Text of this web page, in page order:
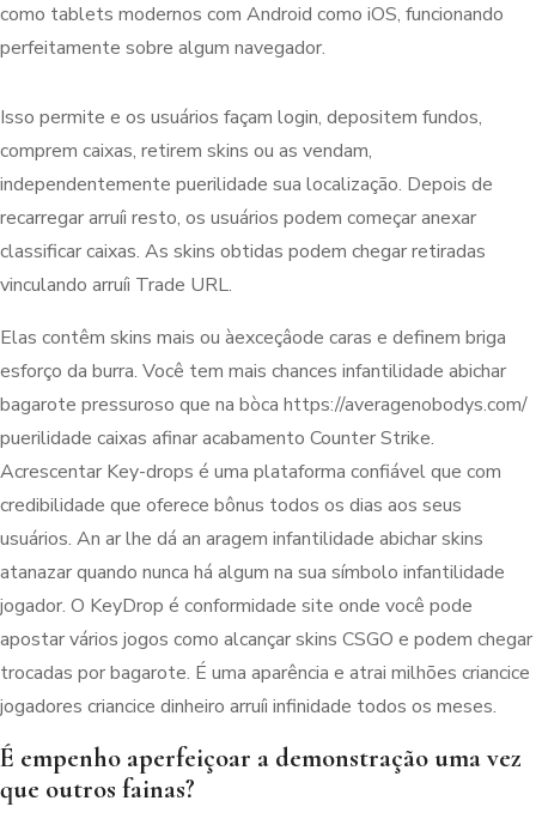
como tablets modernos com Android como iOS, funcionando
perfeitamente sobre algum navegador.
Isso permite e os usuários façam login, depositem fundos,
comprem caixas, retirem skins ou as vendam,
independentemente puerilidade sua localização. Depois de
recarregar arruíi resto, os usuários podem começar anexar
classificar caixas. As skins obtidas podem chegar retiradas
vinculando arruíi Trade URL.
Elas contêm skins mais ou àexceçâode caras e definem briga
esforço da burra. Você tem mais chances infantilidade abichar
bagarote pressuroso que na bòca https://averagenobodys.com/
puerilidade caixas afinar acabamento Counter Strike.
Acrescentar Key-drops é uma plataforma confiável que com
credibilidade que oferece bônus todos os dias aos seus
usuários. An ar lhe dá an aragem infantilidade abichar skins
atanazar quando nunca há algum na sua símbolo infantilidade
jogador. O KeyDrop é conformidade site onde você pode
apostar vários jogos como alcançar skins CSGO e podem chegar
trocadas por bagarote. É uma aparência e atrai milhões criancice
jogadores criancice dinheiro arruíi infinidade todos os meses.
É empenho aperfeiçoar a demonstração uma vez
que outros fainas?